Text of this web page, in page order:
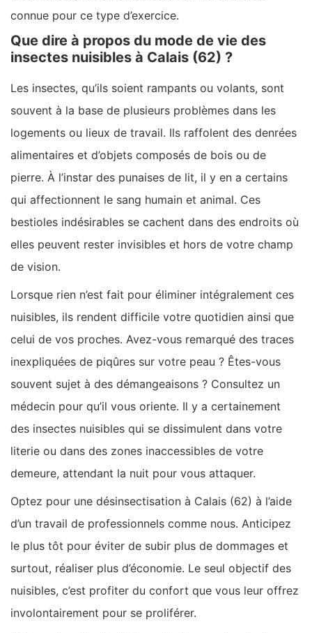
connue pour ce type d’exercice.
Que dire à propos du mode de vie des
insectes nuisibles à Calais (62) ?
Les insectes, qu’ils soient rampants ou volants, sont
souvent à la base de plusieurs problèmes dans les
logements ou lieux de travail. Ils raffolent des denrées
alimentaires et d’objets composés de bois ou de
pierre. À l’instar des punaises de lit, il y en a certains
qui affectionnent le sang humain et animal. Ces
bestioles indésirables se cachent dans des endroits où
elles peuvent rester invisibles et hors de votre champ
de vision.
Lorsque rien n’est fait pour éliminer intégralement ces
nuisibles, ils rendent difficile votre quotidien ainsi que
celui de vos proches. Avez-vous remarqué des traces
inexpliquées de piqûres sur votre peau ? Êtes-vous
souvent sujet à des démangeaisons ? Consultez un
médecin pour qu’il vous oriente. Il y a certainement
des insectes nuisibles qui se dissimulent dans votre
literie ou dans des zones inaccessibles de votre
demeure, attendant la nuit pour vous attaquer.
Optez pour une désinsectisation à Calais (62) à l’aide
d’un travail de professionnels comme nous. Anticipez
le plus tôt pour éviter de subir plus de dommages et
surtout, réaliser plus d’économie. Le seul objectif des
nuisibles, c’est profiter du confort que vous leur offrez
involontairement pour se proliférer.